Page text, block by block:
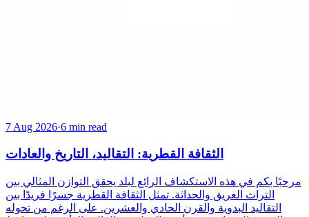
7 Aug 2026·6 min read
الثقافة القطرية: التقاليد، التاريخ والعادات
مرحبًا بكم في هذه الاستكشاف الرائع لبلد يحقق التوازن المثالي بين
التراث العريق والحداثة. تمثل الثقافة القطرية جسرًا فريدًا بين
التقاليد البدوية والقرن الحادي والعشرين. على الرغم من تحوله